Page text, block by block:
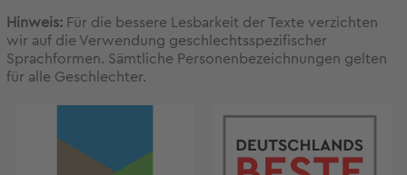
Hinweis: Für die bessere Lesbarkeit der Texte verzichten
wir auf die Verwendung geschlechtsspezifischer
Sprachformen. Sämtliche Personenbezeichnungen gelten
für alle Geschlechter.